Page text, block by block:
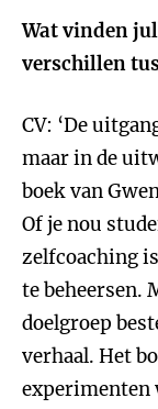
Wat vinden
verschillen
CV: ‘De
maar in de
boek van
Of je nou
zelfcoaching
te beheersen.
doelgroep
verhaal. Het
experimenten